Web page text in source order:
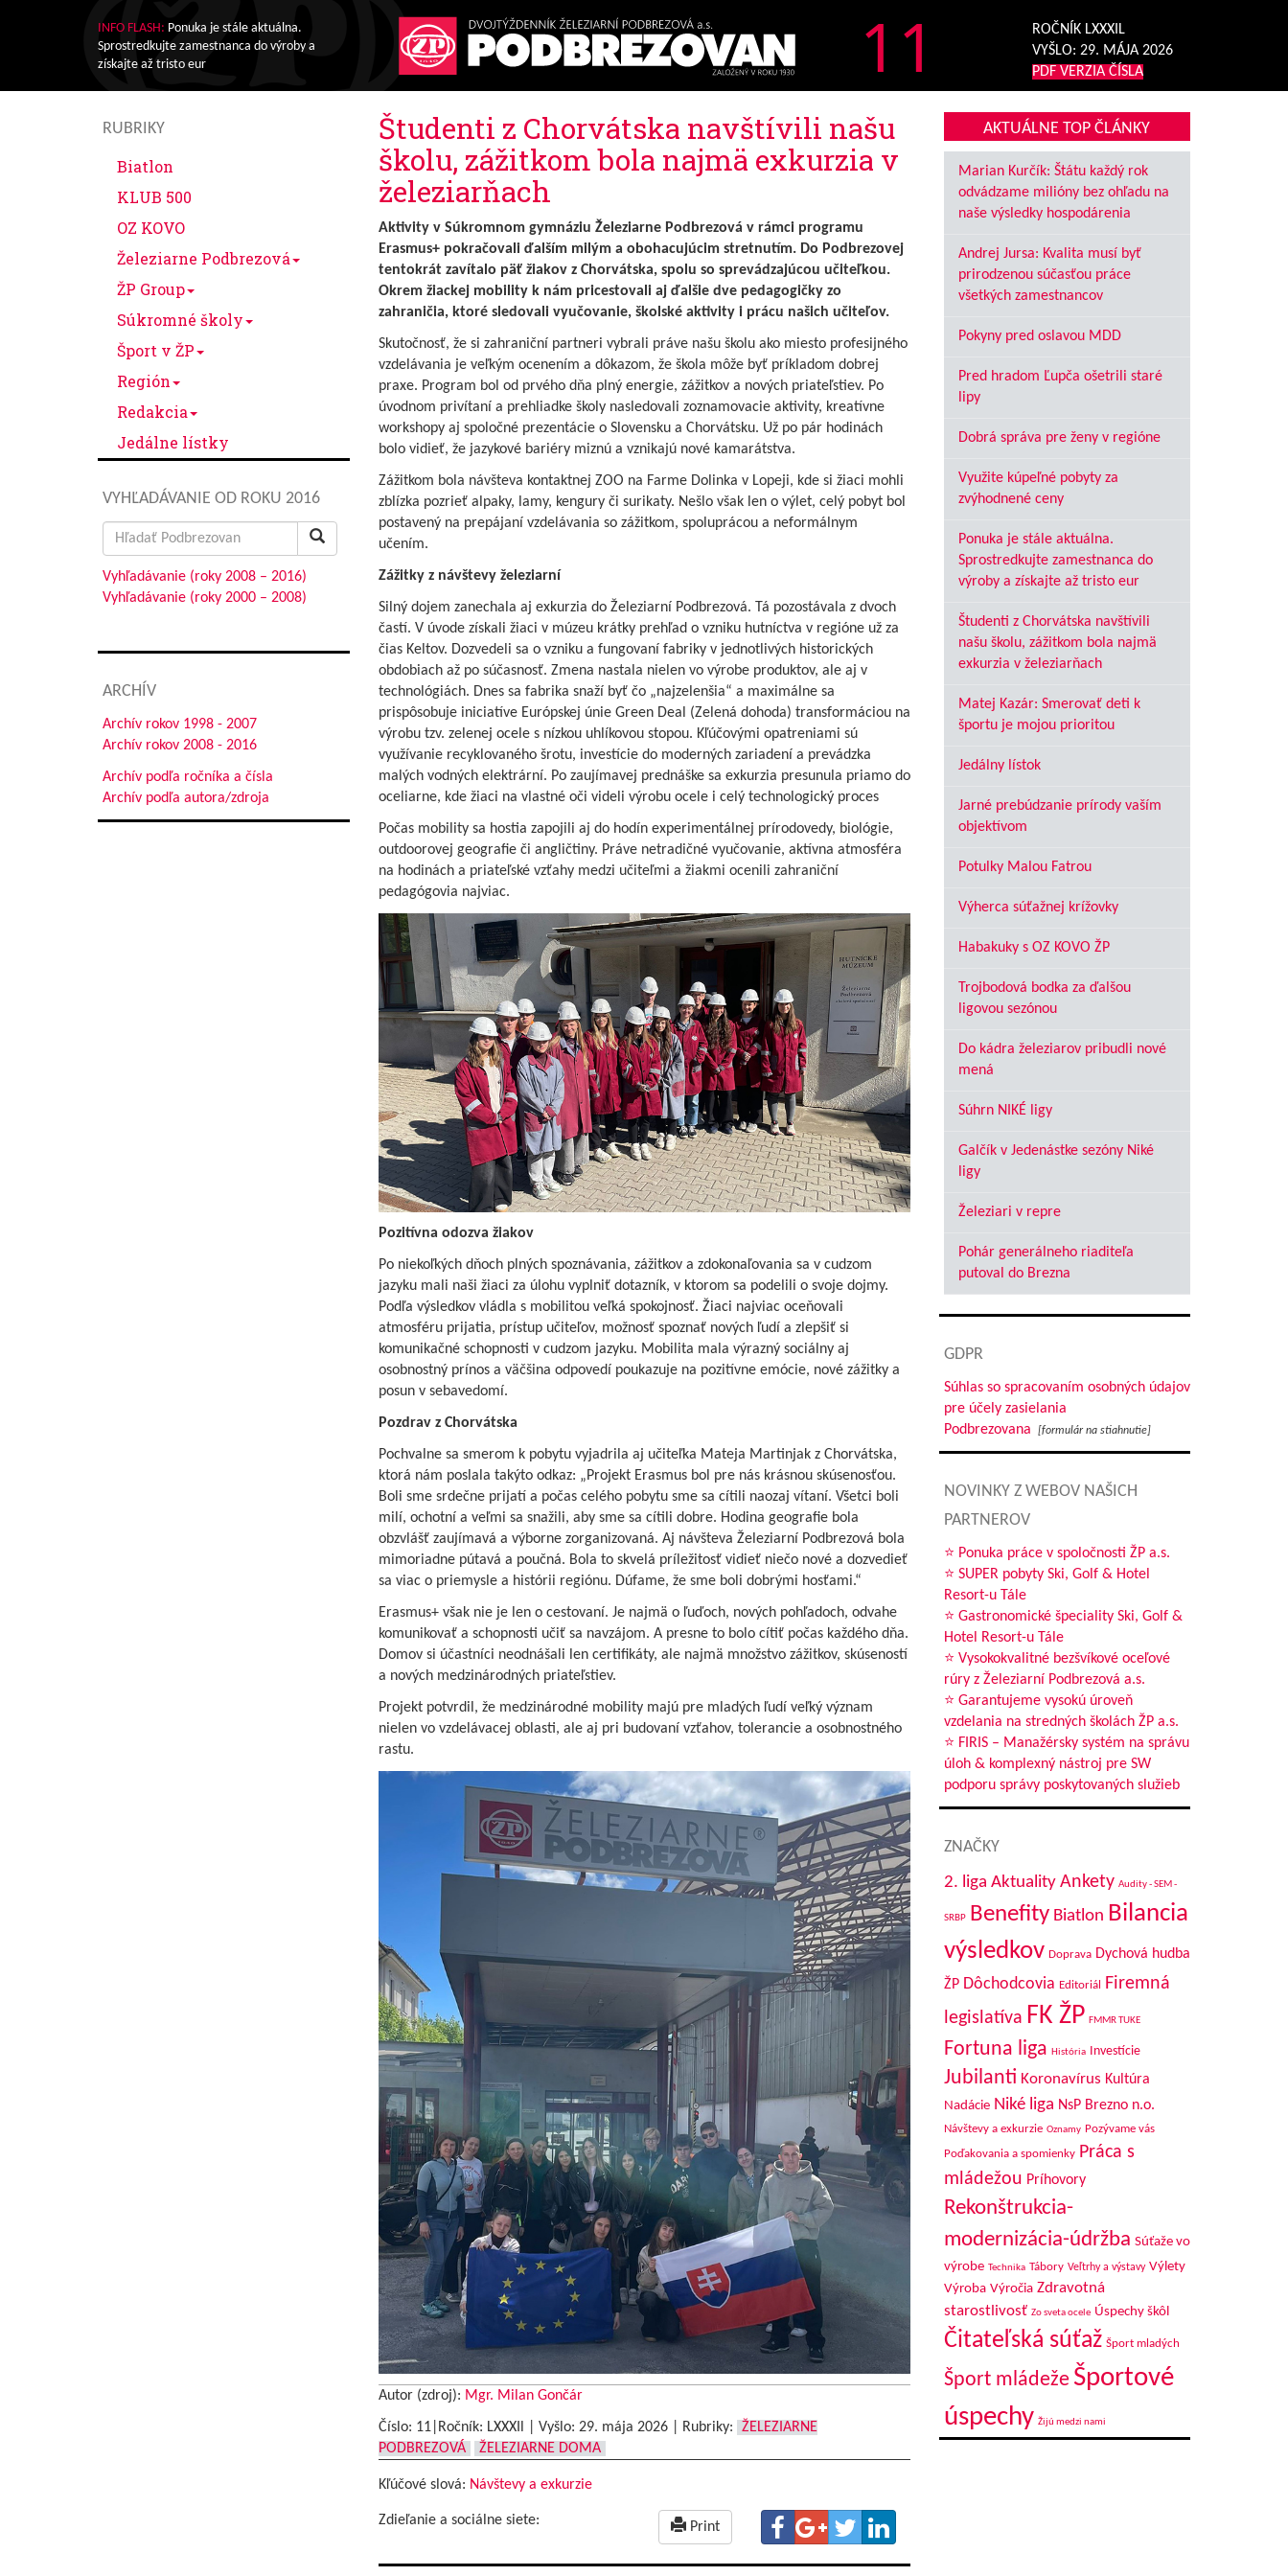
INFO FLASH: Ponuka je stále aktuálna.
Sprostredkujte zamestnanca do výroby a
získajte až tristo eur
11
ROČNÍK LXXXIL
VYŠLO: 29. MÁJA 2026
PDF VERZIA ČÍSLA
RUBRIKY
Biatlon
KLUB 500
OZ KOVO
Železiarne Podbrezová
ŽP Group
Súkromné školy
Šport v ŽP
Región
Redakcia
Jedálne lístky
VYHĽADÁVANIE OD ROKU 2016
Search
for:
Vyhľadávanie (roky 2008 – 2016)
Vyhľadávanie (roky 2000 – 2008)
ARCHÍV
Archív rokov 1998 - 2007
Archív rokov 2008 - 2016
Archív podľa ročníka a čísla
Archív podľa autora/zdroja
Študenti z Chorvátska navštívili našu
školu, zážitkom bola najmä exkurzia v
železiarňach
Aktivity v Súkromnom gymnáziu Železiarne Podbrezová v rámci programu
Erasmus+ pokračovali ďalším milým a obohacujúcim stretnutím. Do Podbrezovej
tentokrát zavítalo päť žiakov z Chorvátska, spolu so sprevádzajúcou učiteľkou.
Okrem žiackej mobility k nám pricestovali aj ďalšie dve pedagogičky zo
zahraničia, ktoré sledovali vyučovanie, školské aktivity i prácu našich učiteľov.
Skutočnosť, že si zahraniční partneri vybrali práve našu školu ako miesto profesijného
vzdelávania je veľkým ocenením a dôkazom, že škola môže byť príkladom dobrej
praxe. Program bol od prvého dňa plný energie, zážitkov a nových priateľstiev. Po
úvodnom privítaní a prehliadke školy nasledovali zoznamovacie aktivity, kreatívne
workshopy aj spoločné prezentácie o Slovensku a Chorvátsku. Už po pár hodinách
bolo vidieť, že jazykové bariéry miznú a vznikajú nové kamarátstva.
Zážitkom bola návšteva kontaktnej ZOO na Farme Dolinka v Lopeji, kde si žiaci mohli
zblízka pozrieť alpaky, lamy, kengury či surikaty. Nešlo však len o výlet, celý pobyt bol
postavený na prepájaní vzdelávania so zážitkom, spoluprácou a neformálnym
učením.
Zážitky z návštevy železiarní
Silný dojem zanechala aj exkurzia do Železiarní Podbrezová. Tá pozostávala z dvoch
častí. V úvode získali žiaci v múzeu krátky prehľad o vzniku hutníctva v regióne už za
čias Keltov. Dozvedeli sa o vzniku a fungovaní fabriky v jednotlivých historických
obdobiach až po súčasnosť. Zmena nastala nielen vo výrobe produktov, ale aj v
technológiách. Dnes sa fabrika snaží byť čo „najzelenšia“ a maximálne sa
prispôsobuje iniciatíve Európskej únie Green Deal (Zelená dohoda) transformáciou na
výrobu tzv. zelenej ocele s nízkou uhlíkovou stopou. Kľúčovými opatreniami sú
využívanie recyklovaného šrotu, investície do moderných zariadení a prevádzka
malých vodných elektrární. Po zaujímavej prednáške sa exkurzia presunula priamo do
oceliarne, kde žiaci na vlastné oči videli výrobu ocele i celý technologický proces
Počas mobility sa hostia zapojili aj do hodín experimentálnej prírodovedy, biológie,
outdoorovej geografie či angličtiny. Práve netradičné vyučovanie, aktívna atmosféra
na hodinách a priateľské vzťahy medzi učiteľmi a žiakmi ocenili zahraniční
pedagógovia najviac.
Pozitívna odozva žiakov
Po niekoľkých dňoch plných spoznávania, zážitkov a zdokonaľovania sa v cudzom
jazyku mali naši žiaci za úlohu vyplniť dotazník, v ktorom sa podelili o svoje dojmy.
Podľa výsledkov vládla s mobilitou veľká spokojnosť. Žiaci najviac oceňovali
atmosféru prijatia, prístup učiteľov, možnosť spoznať nových ľudí a zlepšiť si
komunikačné schopnosti v cudzom jazyku. Mobilita mala výrazný sociálny aj
osobnostný prínos a väčšina odpovedí poukazuje na pozitívne emócie, nové zážitky a
posun v sebavedomí.
Pozdrav z Chorvátska
Pochvalne sa smerom k pobytu vyjadrila aj učiteľka Mateja Martinjak z Chorvátska,
ktorá nám poslala takýto odkaz: „Projekt Erasmus bol pre nás krásnou skúsenosťou.
Boli sme srdečne prijatí a počas celého pobytu sme sa cítili naozaj vítaní. Všetci boli
milí, ochotní a veľmi sa snažili, aby sme sa cítili dobre. Hodina geografie bola
obzvlášť zaujímavá a výborne zorganizovaná. Aj návšteva Železiarní Podbrezová bola
mimoriadne pútavá a poučná. Bola to skvelá príležitosť vidieť niečo nové a dozvedieť
sa viac o priemysle a histórii regiónu. Dúfame, že sme boli dobrými hosťami.“
Erasmus+ však nie je len o cestovaní. Je najmä o ľuďoch, nových pohľadoch, odvahe
komunikovať a schopnosti učiť sa navzájom. A presne to bolo cítiť počas každého dňa.
Domov si účastníci neodnášali len certifikáty, ale najmä množstvo zážitkov, skúseností
a nových medzinárodných priateľstiev.
Projekt potvrdil, že medzinárodné mobility majú pre mladých ľudí veľký význam
nielen vo vzdelávacej oblasti, ale aj pri budovaní vzťahov, tolerancie a osobnostného
rastu.
Autor (zdroj): Mgr. Milan Gončár
Číslo: 11|Ročník: LXXXIl | Vyšlo: 29. mája 2026| Rubriky:
ŽELEZIARNE
PODBREZOVÁ
ŽELEZIARNE DOMA
Kľúčové slová: Návštevy a exkurzie
Zdieľanie a sociálne siete: Print
AKTUÁLNE TOP ČLÁNKY
Marian Kurčík: Štátu každý rok
odvádzame milióny bez ohľadu na
naše výsledky hospodárenia
Andrej Jursa: Kvalita musí byť
prirodzenou súčasťou práce
všetkých zamestnancov
Pokyny pred oslavou MDD
Pred hradom Ľupča ošetrili staré
lipy
Dobrá správa pre ženy v regióne
Využite kúpeľné pobyty za
zvýhodnené ceny
Ponuka je stále aktuálna.
Sprostredkujte zamestnanca do
výroby a získajte až tristo eur
Študenti z Chorvátska navštívili
našu školu, zážitkom bola najmä
exkurzia v železiarňach
Matej Kazár: Smerovať deti k
športu je mojou prioritou
Jedálny lístok
Jarné prebúdzanie prírody vaším
objektívom
Potulky Malou Fatrou
Výherca súťažnej krížovky
Habakuky s OZ KOVO ŽP
Trojbodová bodka za ďalšou
ligovou sezónou
Do kádra železiarov pribudli nové
mená
Súhrn NIKÉ ligy
Galčík v Jedenástke sezóny Niké
ligy
Železiari v repre
Pohár generálneho riaditeľa
putoval do Brezna
GDPR
Súhlas so spracovaním osobných údajov
pre účely zasielania
Podbrezovana
[formulár na stiahnutie]
NOVINKY Z WEBOV NAŠICH
PARTNEROV
⭐ Ponuka práce v spoločnosti ŽP a.s.
⭐ SUPER pobyty Ski, Golf & Hotel
Resort-u Tále
⭐ Gastronomické špeciality Ski, Golf &
Hotel Resort-u Tále
⭐ Vysokokvalitné bezšvíkové oceľové
rúry z Železiarní Podbrezová a.s.
⭐ Garantujeme vysokú úroveň
vzdelania na stredných školách ŽP a.s.
⭐ FIRIS – Manažérsky systém na správu
úloh & komplexný nástroj pre SW
podporu správy poskytovaných služieb
ZNAČKY
2. liga Aktuality Ankety Audity - SEM -
SRBP Benefity Biatlon Bilancia
výsledkov Doprava Dychová hudba
ŽP Dôchodcovia Editoriál
Firemná
legislatíva FK ŽP FMMR TUKE
Fortuna liga História Investície
Jubilanti Koronavírus Kultúra
Nadácie Niké liga NsP Brezno n.o.
Návštevy a exkurzie Oznamy Pozývame vás
Poďakovania a spomienky Práca s
mládežou Príhovory
Rekonštrukcia-
modernizácia-údržba Súťaže vo
výrobe Technika Tábory Veľtrhy a výstavy Výlety
Výroba Výročia Zdravotná
starostlivosť Zo sveta ocele Úspechy škôl
Čitateľská súťaž Šport mladých
Šport mládeže Športové
úspechy Žijú medzi nami